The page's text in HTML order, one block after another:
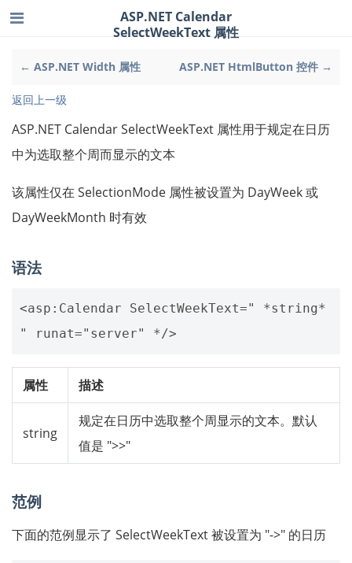
← ASP.NET Width 属性 ASP.NET HtmlButton 控件 →
ASP.NET Calendar
SelectWeekText 属性
返回上一级
ASP.NET Calendar SelectWeekText 属性用于规定在日历
中为选取整个周而显示的文本
该属性仅在 SelectionMode 属性被设置为 DayWeek 或
DayWeekMonth 时有效
语法
<asp:Calendar SelectWeekText=" *string*
属性 描述
string
规定在日历中选取整个周显示的文本。默认
值是 ">>"
范例
下面的范例显示了 SelectWeekText 被设置为 "->" 的日历